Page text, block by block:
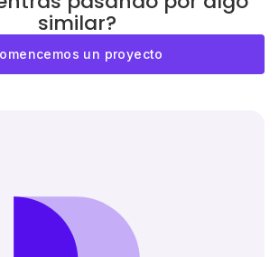
similar?
un proyecto